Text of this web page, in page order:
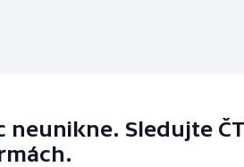
neunikne. Sledujte